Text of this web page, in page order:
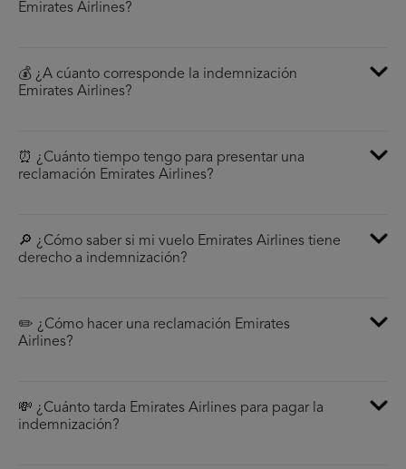
Emirates Airlines?
💰 ¿A cúanto corresponde la indemnización
Emirates Airlines?
⏰ ¿Cuánto tiempo tengo para presentar una
reclamación Emirates Airlines?
🔎 ¿Cómo saber si mi vuelo Emirates Airlines tiene
derecho a indemnización?
✏️ ¿Cómo hacer una reclamación Emirates
Airlines?
💸 ¿Cuánto tarda Emirates Airlines para pagar la
indemnización?